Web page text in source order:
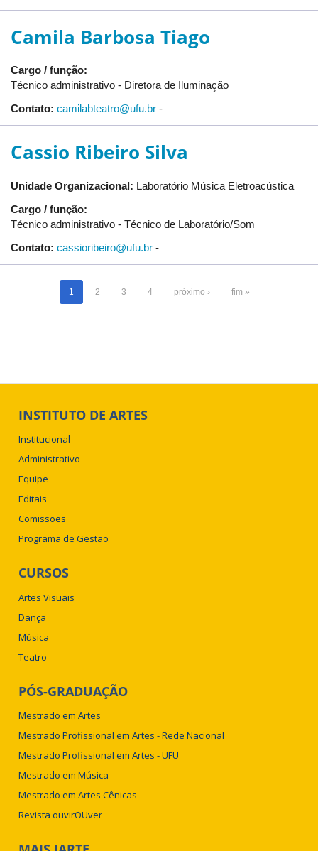
Camila Barbosa Tiago
Cargo / função:
Técnico administrativo - Diretora de Iluminação
Contato: camilabteatro@ufu.br -
Cassio Ribeiro Silva
Unidade Organizacional: Laboratório Música Eletroacústica
Cargo / função:
Técnico administrativo - Técnico de Laboratório/Som
Contato: cassioribeiro@ufu.br -
1 2 3 4 próximo › fim »
INSTITUTO DE ARTES
Institucional
Administrativo
Equipe
Editais
Comissões
Programa de Gestão
CURSOS
Artes Visuais
Dança
Música
Teatro
PÓS-GRADUAÇÃO
Mestrado em Artes
Mestrado Profissional em Artes - Rede Nacional
Mestrado Profissional em Artes - UFU
Mestrado em Música
Mestrado em Artes Cênicas
Revista ouvirOUver